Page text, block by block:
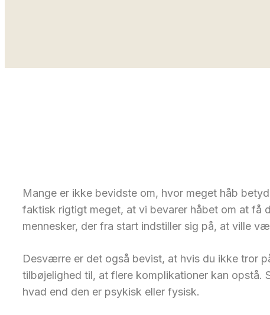
Mange er ikke bevidste om, hvor meget håb
faktisk rigtigt meget, at vi bevarer håbet om at få
mennesker, der fra start indstiller sig på, at ville
Desværre er det også bevist, at hvis du ikke tror
tilbøjelighed til, at flere komplikationer kan opstå.
hvad end den er psykisk eller fysisk.